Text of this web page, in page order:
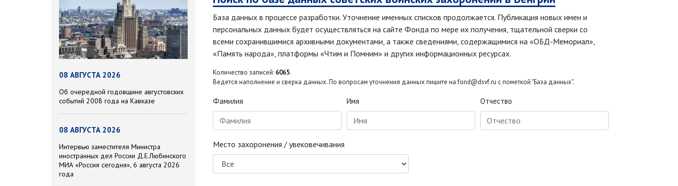
08 АВГУСТА 2026
Об очередной годовщине августовских
событий 2008 года на Кавказе
08 АВГУСТА 2026
Интервью заместителя Министра
иностранных дел России Д.Е.Любинского
МИА «Россия сегодня», 6 августа 2026
года
База данных в процессе разработки. Уточнение именных списков продолжается. Публикация новых имен и
персональных данных будет осуществляться на сайте Фонда по мере их получения, тщательной сверки со
всеми сохранившимися архивными документами, а также сведениями, содержащимися на «ОБД-Мемориал»,
«Память народа», платформы «Чтим и Помним» и других информационных ресурсах.
Количество записей: 6065.
Ведется наполнение и сверка данных. По вопросам уточнения данных пишите на fond@dsvf.ru с пометкой "База данных".
Фамилия Имя Отчество
Место захоронения / увековечивания